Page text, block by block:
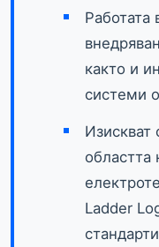
Работата
както и
системи
Изискват
областта
Ladder